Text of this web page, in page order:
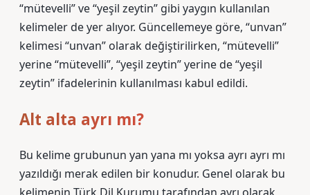
“mütevelli” ve “yeşil zeytin” gibi yaygın kullanılan
kelimeler de yer alıyor. Güncellemeye göre, “unvan”
kelimesi “unvan” olarak değiştirilirken, “mütevelli”
yerine “mütevelli”, “yeşil zeytin” yerine de “yeşil
zeytin” ifadelerinin kullanılması kabul edildi.
Alt alta ayrı mı?
Bu kelime grubunun yan yana mı yoksa ayrı ayrı mı
yazıldığı merak edilen bir konudur. Genel olarak bu